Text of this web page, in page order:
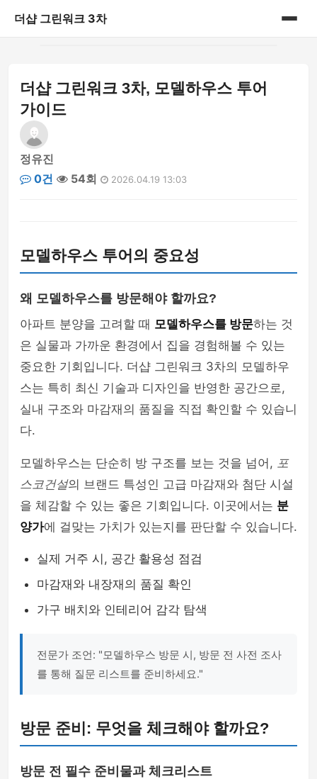
더샵 그린워크 3차
게시판
더샵 그린워크 3차, 모델하우스 투어
가이드
정유진
0건
54회 2026.04.19 13:03
모델하우스 투어의 중요성
왜 모델하우스를 방문해야 할까요?
아파트 분양을 고려할 때 모델하우스를 방문하는 것
은 실물과 가까운 환경에서 집을 경험해볼 수 있는
중요한 기회입니다. 더샵 그린워크 3차의 모델하우
스는 특히 최신 기술과 디자인을 반영한 공간으로,
실내 구조와 마감재의 품질을 직접 확인할 수 있습니
다.
모델하우스는 단순히 방 구조를 보는 것을 넘어, 포
스코건설의 브랜드 특성인 고급 마감재와 첨단 시설
을 체감할 수 있는 좋은 기회입니다. 이곳에서는 분
양가에 걸맞는 가치가 있는지를 판단할 수 있습니다.
실제 거주 시, 공간 활용성 점검
마감재와 내장재의 품질 확인
가구 배치와 인테리어 감각 탐색
전문가 조언: "모델하우스 방문 시, 방문 전 사전 조사
를 통해 질문 리스트를 준비하세요."
방문 준비: 무엇을 체크해야 할까요?
방문 전 필수 준비물과 체크리스트